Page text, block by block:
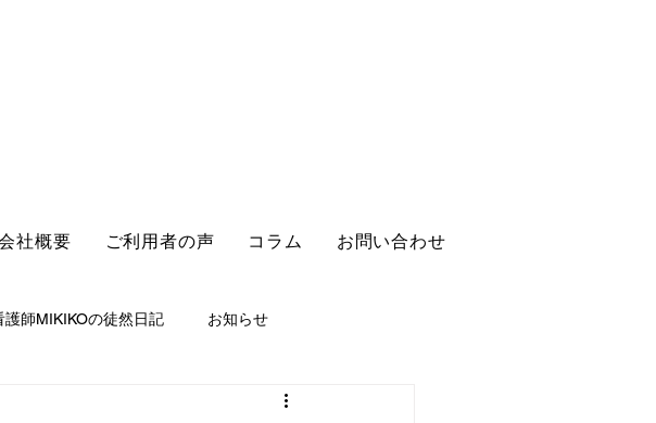
社概要 ご利用者の声 コラム お問い合わせ
護師MIKIKOの徒然日記 お知らせ